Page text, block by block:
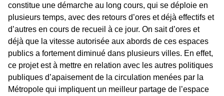
constitue une démarche au long cours, qui se déploie en
plusieurs temps, avec des retours d’ores et déjà effectifs et
d’autres en cours de recueil à ce jour. On sait d’ores et
déjà que la vitesse autorisée aux abords de ces espaces
publics a fortement diminué dans plusieurs villes. En effet,
ce projet est à mettre en relation avec les autres politiques
publiques d’apaisement de la circulation menées par la
Métropole qui impliquent un meilleur partage de l’espace